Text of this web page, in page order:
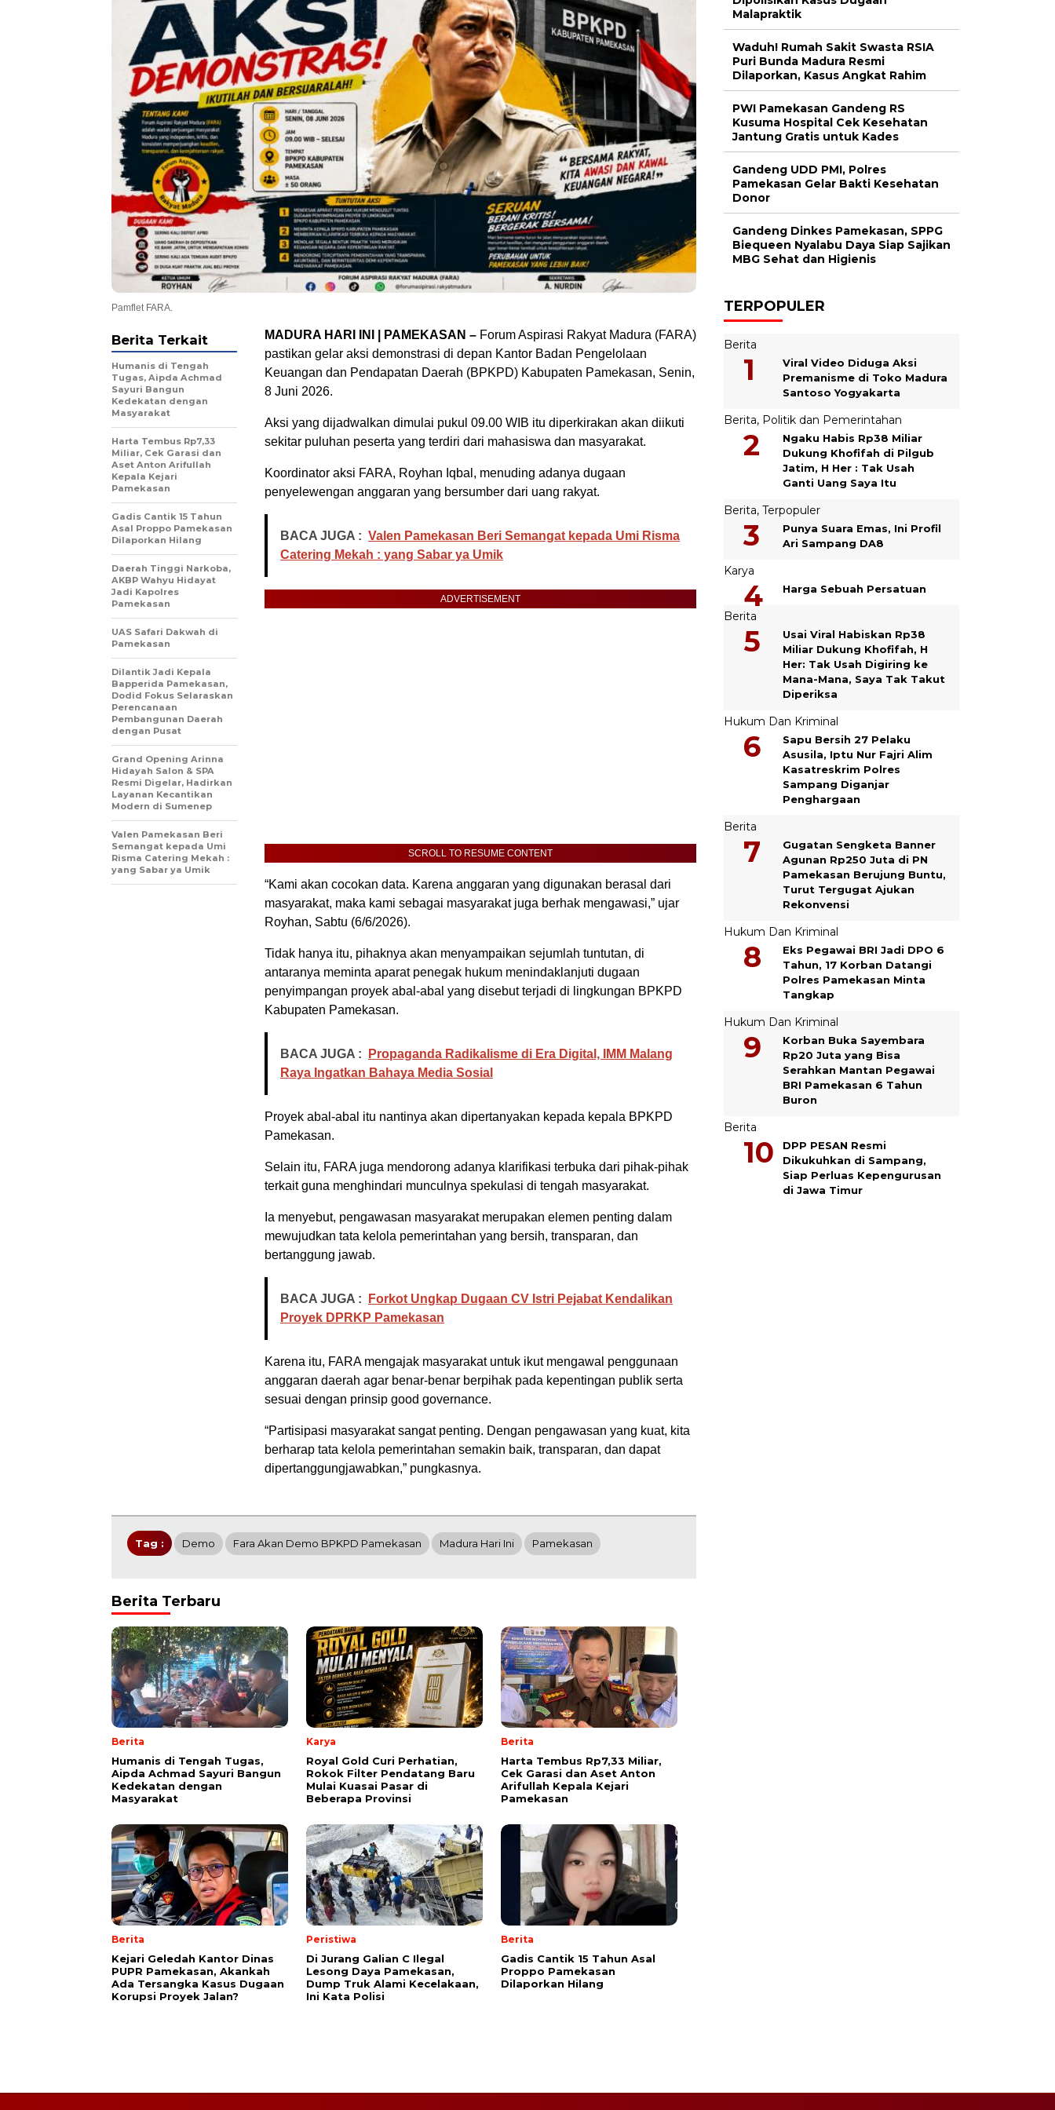
Pamflet FARA.
MADURA HARI INI | PAMEKASAN – Forum Aspirasi Rakyat Madura (FARA)
pastikan gelar aksi demonstrasi di depan Kantor Badan Pengelolaan
Keuangan dan Pendapatan Daerah (BPKPD) Kabupaten Pamekasan, Senin,
8 Juni 2026.
Aksi yang dijadwalkan dimulai pukul 09.00 WIB itu diperkirakan akan diikuti
sekitar puluhan peserta yang terdiri dari mahasiswa dan masyarakat.
Koordinator aksi FARA, Royhan Iqbal, menuding adanya dugaan
penyelewengan anggaran yang bersumber dari uang rakyat.
BACA JUGA : Valen Pamekasan Beri Semangat kepada Umi Risma
Catering Mekah : yang Sabar ya Umik
ADVERTISEMENT
.
SCROLL TO RESUME CONTENT
“Kami akan cocokan data. Karena anggaran yang digunakan berasal dari
masyarakat, maka kami sebagai masyarakat juga berhak mengawasi,” ujar
Royhan, Sabtu (6/6/2026).
Tidak hanya itu, pihaknya akan menyampaikan sejumlah tuntutan, di
antaranya meminta aparat penegak hukum menindaklanjuti dugaan
penyimpangan proyek abal-abal yang disebut terjadi di lingkungan BPKPD
Kabupaten Pamekasan.
BACA JUGA :
Propaganda Radikalisme di Era Digital, IMM Malang
Raya Ingatkan Bahaya Media Sosial
Proyek abal-abal itu nantinya akan dipertanyakan kepada kepala BPKPD
Pamekasan.
Selain itu, FARA juga mendorong adanya klarifikasi terbuka dari pihak-pihak
terkait guna menghindari munculnya spekulasi di tengah masyarakat.
Ia menyebut, pengawasan masyarakat merupakan elemen penting dalam
mewujudkan tata kelola pemerintahan yang bersih, transparan, dan
bertanggung jawab.
BACA JUGA :
Forkot Ungkap Dugaan CV Istri Pejabat Kendalikan
Proyek DPRKP Pamekasan
Karena itu, FARA mengajak masyarakat untuk ikut mengawal penggunaan
anggaran daerah agar benar-benar berpihak pada kepentingan publik serta
sesuai dengan prinsip good governance.
“Partisipasi masyarakat sangat penting. Dengan pengawasan yang kuat, kita
berharap tata kelola pemerintahan semakin baik, transparan, dan dapat
dipertanggungjawabkan,” pungkasnya.
Berita Terkait
Humanis di Tengah
Tugas, Aipda Achmad
Sayuri Bangun
Kedekatan dengan
Masyarakat
Harta Tembus Rp7,33
Miliar, Cek Garasi dan
Aset Anton Arifullah
Kepala Kejari
Pamekasan
Gadis Cantik 15 Tahun
Asal Proppo Pamekasan
Dilaporkan Hilang
Daerah Tinggi Narkoba,
AKBP Wahyu Hidayat
Jadi Kapolres
Pamekasan
UAS Safari Dakwah di
Pamekasan
Dilantik Jadi Kepala
Bapperida Pamekasan,
Dodid Fokus Selaraskan
Perencanaan
Pembangunan Daerah
dengan Pusat
Grand Opening Arinna
Hidayah Salon & SPA
Resmi Digelar, Hadirkan
Layanan Kecantikan
Modern di Sumenep
Valen Pamekasan Beri
Semangat kepada Umi
Risma Catering Mekah :
yang Sabar ya Umik
Tag : Demo Fara Akan Demo BPKPD Pamekasan Madura Hari Ini Pamekasan
Berita Terbaru
Berita
Humanis di Tengah Tugas,
Aipda Achmad Sayuri Bangun
Kedekatan dengan
Masyarakat
Karya
Royal Gold Curi Perhatian,
Rokok Filter Pendatang Baru
Mulai Kuasai Pasar di
Beberapa Provinsi
Berita
Harta Tembus Rp7,33 Miliar,
Cek Garasi dan Aset Anton
Arifullah Kepala Kejari
Pamekasan
Berita
Kejari Geledah Kantor Dinas
PUPR Pamekasan, Akankah
Ada Tersangka Kasus Dugaan
Korupsi Proyek Jalan?
Peristiwa
Di Jurang Galian C Ilegal
Lesong Daya Pamekasan,
Dump Truk Alami Kecelakaan,
Ini Kata Polisi
Berita
Gadis Cantik 15 Tahun Asal
Proppo Pamekasan
Dilaporkan Hilang
Malapraktik
Waduh! Rumah Sakit Swasta RSIA
Puri Bunda Madura Resmi
Dilaporkan, Kasus Angkat Rahim
PWI Pamekasan Gandeng RS
Kusuma Hospital Cek Kesehatan
Jantung Gratis untuk Kades
Gandeng UDD PMI, Polres
Pamekasan Gelar Bakti Kesehatan
Donor
Gandeng Dinkes Pamekasan, SPPG
Biequeen Nyalabu Daya Siap Sajikan
MBG Sehat dan Higienis
TERPOPULER
Berita
Viral Video Diduga Aksi
Premanisme di Toko Madura
Santoso Yogyakarta
Berita, Politik dan Pemerintahan
Ngaku Habis Rp38 Miliar
Dukung Khofifah di Pilgub
Jatim, H Her : Tak Usah
Ganti Uang Saya Itu
Berita, Terpopuler
Punya Suara Emas, Ini Profil
Ari Sampang DA8
Karya
Harga Sebuah Persatuan
Berita
Usai Viral Habiskan Rp38
Miliar Dukung Khofifah, H
Her: Tak Usah Digiring ke
Mana-Mana, Saya Tak Takut
Diperiksa
Hukum Dan Kriminal
Sapu Bersih 27 Pelaku
Asusila, Iptu Nur Fajri Alim
Kasatreskrim Polres
Sampang Diganjar
Penghargaan
Berita
Gugatan Sengketa Banner
Agunan Rp250 Juta di PN
Pamekasan Berujung Buntu,
Turut Tergugat Ajukan
Rekonvensi
Hukum Dan Kriminal
Eks Pegawai BRI Jadi DPO 6
Tahun, 17 Korban Datangi
Polres Pamekasan Minta
Tangkap
Hukum Dan Kriminal
Korban Buka Sayembara
Rp20 Juta yang Bisa
Serahkan Mantan Pegawai
BRI Pamekasan 6 Tahun
Buron
Berita
DPP PESAN Resmi
Dikukuhkan di Sampang,
Siap Perluas Kepengurusan
di Jawa Timur